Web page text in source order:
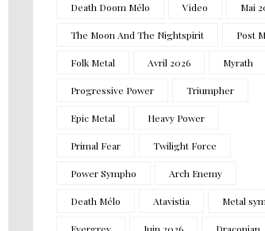
Death Doom Mélo Video Mai
The Moon And The Nightspirit Post
Folk Metal Avril 2026 Myrath
Progressive Power Triumpher
Epic Metal Heavy Power
Primal Fear Twilight Force
Power Sympho Arch Enemy
Death Mélo Atavistia Metal